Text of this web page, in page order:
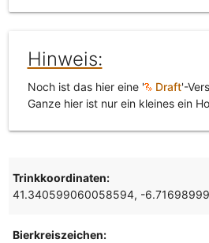
Hinweis:
Noch ist das hier eine ' Draft'-
Ganze hier ist nur ein kleines ein
Trinkkoordinaten:
41.340599060058594, -
Bierkreiszeichen: